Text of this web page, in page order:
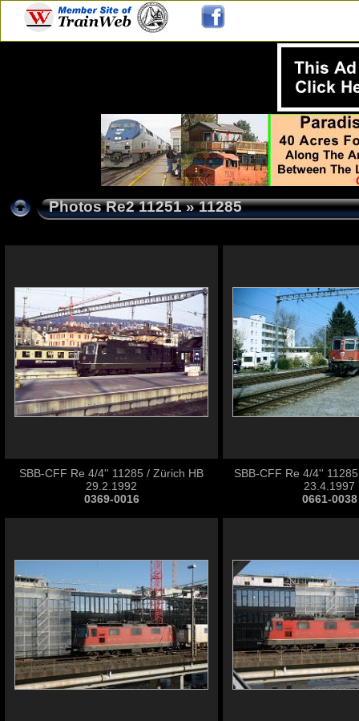
Photos Re2 11251» 11285
SBB-CFF Re 4/4'' 11285 / Zürich HB
29.2.1992
0369-0016
SBB-CFF Re 4/4''
23.4.1997
0661-0038